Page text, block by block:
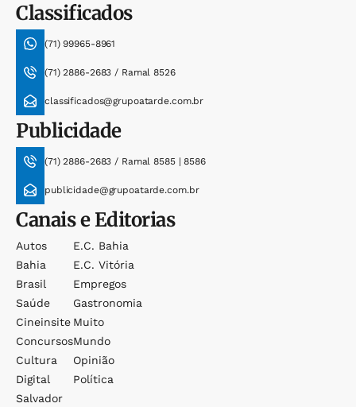
Classificados
(71) 99965-8961
(71) 2886-2683 / Ramal 8526
classificados@grupoatarde.com.br
Publicidade
(71) 2886-2683 / Ramal 8585 | 8586
publicidade@grupoatarde.com.br
Canais e Editorias
Autos
Bahia
Brasil
Saúde
Cineinsite
Concursos
Cultura
Digital
Salvador
E.c. Bahia
E.c. Vitória
Empregos
Gastronomia
Muito
Mundo
Opinião
Política